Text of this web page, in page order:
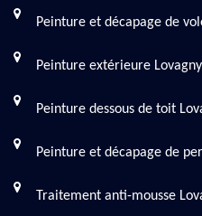
Peinture et décapage de
Peinture extérieure Lovagny
Peinture dessous de toit
Peinture et décapage de
Traitement anti-mousse